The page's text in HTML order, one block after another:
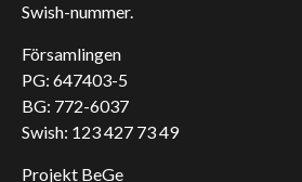
Swish-nummer.
Församlingen
PG: 647403-5
BG: 772-6037
Swish: 123 427 73 49
Projekt BeGe